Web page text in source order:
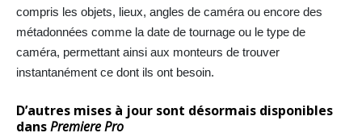
compris les objets, lieux, angles de caméra ou encore des
métadonnées comme la date de tournage ou le type de
caméra, permettant ainsi aux monteurs de trouver
instantanément ce dont ils ont besoin.
D’autres mises à jour sont désormais disponibles
dansPremiere Pro